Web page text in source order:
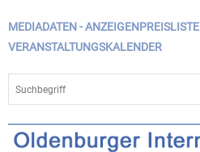
MEDIADATEN - ANZEIGENPREISLISTE
VERANSTALTUNGSKALENDER